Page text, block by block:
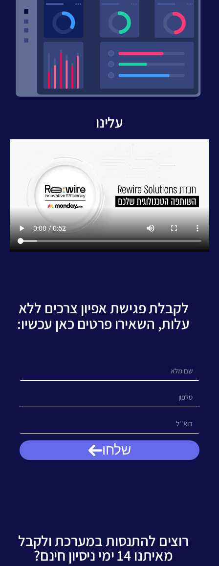
עלינו
לקבלת פגישת אפיון צרכים ללא
עלות, השאירו פרטים כאן עכשיו:
שלחו
רוצים להתנסות במערכת ולקבל
מאיתנו 14 ימי ניסיון חינם?